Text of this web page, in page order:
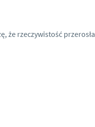
że rzeczywistość przerosła